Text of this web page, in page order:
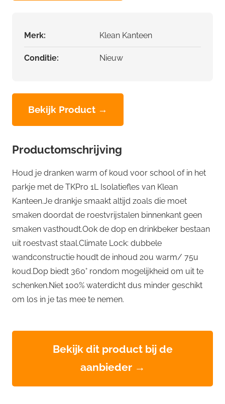
Merk: Klean Kanteen
Conditie: Nieuw
Bekijk Product →
Productomschrijving
Houd je dranken warm of koud voor school of in het
parkje met de TKPro 1L Isolatiefles van Klean
Kanteen.Je drankje smaakt altijd zoals die moet
smaken doordat de roestvrijstalen binnenkant geen
smaken vasthoudt.Ook de dop en drinkbeker bestaan
uit roestvast staal.Climate Lock: dubbele
wandconstructie houdt de inhoud 20u warm/ 75u
koud.Dop biedt 360° rondom mogelijkheid om uit te
schenken.Niet 100% waterdicht dus minder geschikt
om los in je tas mee te nemen.
Bekijk dit product bij de
aanbieder →